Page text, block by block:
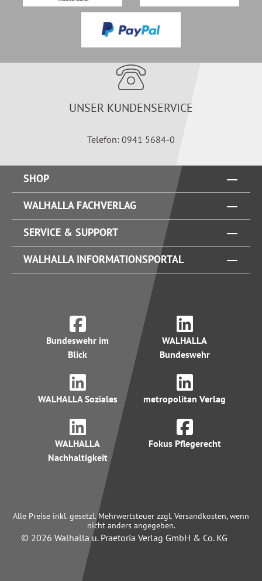
UNSER KUNDENSERVICE
Telefon: 0941 5684-0
SHOP
WALHALLA FACHVERLAG
SERVICE & SUPPORT
WALHALLA INFORMATIONSPORTAL
Bundeswehr im
Blick
WALHALLA
Bundeswehr
WALHALLA Soziales metropolitan Verlag
WALHALLA
Nachhaltigkeit
Fokus Pflegerecht
Alle Preise inkl. gesetzl. Mehrwertsteuer zzgl. Versandkosten, wenn
nicht anders angegeben.
© 2026 Walhalla u. Praetoria Verlag GmbH & Co. KG